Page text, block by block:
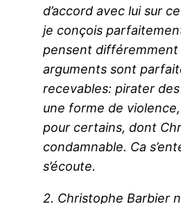
d’accord avec lui sur
je conçois
pensent différemment
arguments sont
recevables: pirater des
une forme de violence,
pour certains, dont
condamnable. Ca
s’écoute.
2. Christophe Barbier